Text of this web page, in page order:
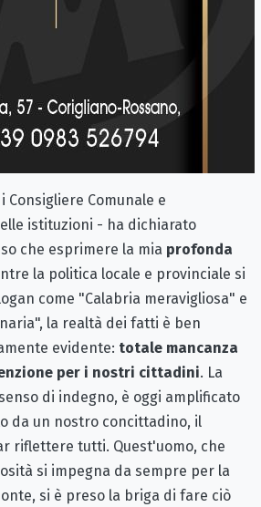
Consigliere Comunale e
istituzioni - ha dichiarato
che esprimere la mia profonda
la politica locale e provinciale si
come "Calabria meravigliosa" e
la realtà dei fatti è ben
evidente: totale mancanza
per i nostri cittadini. La
di indegno, è oggi amplificato
da un nostro concittadino, il
riflettere tutti. Quest'uomo, che
si impegna da sempre per la
si è preso la briga di fare ciò